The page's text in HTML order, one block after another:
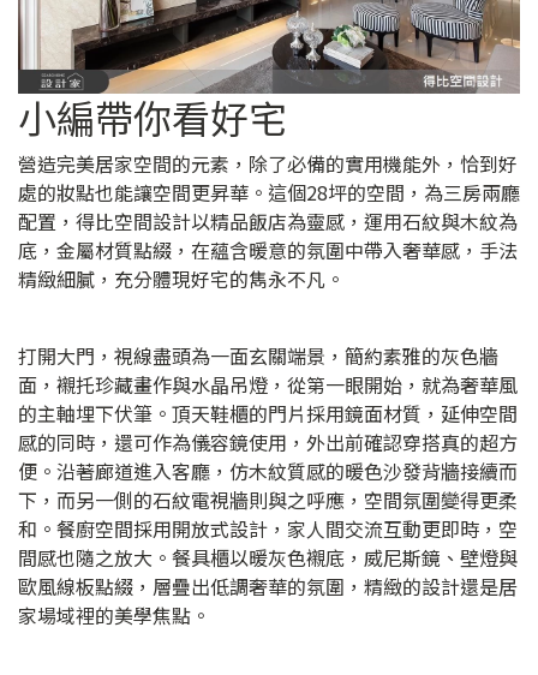
小編帶你看好宅
營造完美居家空間的元素，除了必備的實用機能外，恰到好
處的妝點也能讓空間更昇華。這個28坪的空間，為三房兩廳
配置，得比空間設計以精品飯店為靈感，運用石紋與木紋為
底，金屬材質點綴，在蘊含暖意的氛圍中帶入奢華感，手法
精緻細膩，充分體現好宅的雋永不凡。
打開大門，視線盡頭為一面玄關端景，簡約素雅的灰色牆
面，襯托珍藏畫作與水晶吊燈，從第一眼開始，就為奢華風
的主軸埋下伏筆。頂天鞋櫃的門片採用鏡面材質，延伸空間
感的同時，還可作為儀容鏡使用，外出前確認穿搭真的超方
便。沿著廊道進入客廳，仿木紋質感的暖色沙發背牆接續而
下，而另一側的石紋電視牆則與之呼應，空間氛圍變得更柔
和。餐廚空間採用開放式設計，家人間交流互動更即時，空
間感也隨之放大。餐具櫃以暖灰色襯底，威尼斯鏡、壁燈與
歐風線板點綴，層疊出低調奢華的氛圍，精緻的設計還是居
家場域裡的美學焦點。